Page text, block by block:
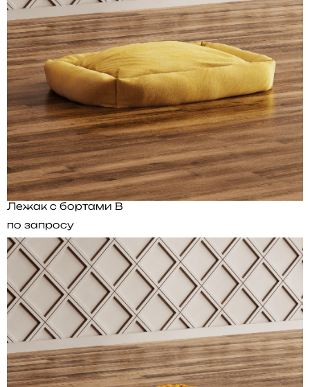
Лежак с бортами B
по запросу